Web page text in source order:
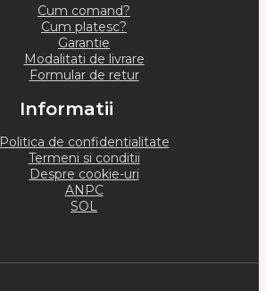
Cum comand?
Cum platesc?
Garantie
Modalitati de livrare
Formular de retur
Informatii
Politica de confidentialitate
Termeni si conditii
Despre cookie-uri
ANPC
SOL